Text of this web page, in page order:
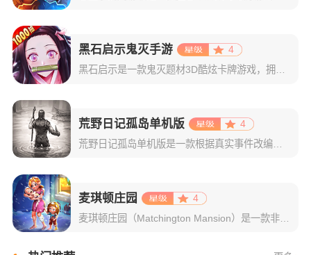
黑石启示鬼灭手游
4
荒野日记孤岛单机版
4
麦琪顿庄园
4